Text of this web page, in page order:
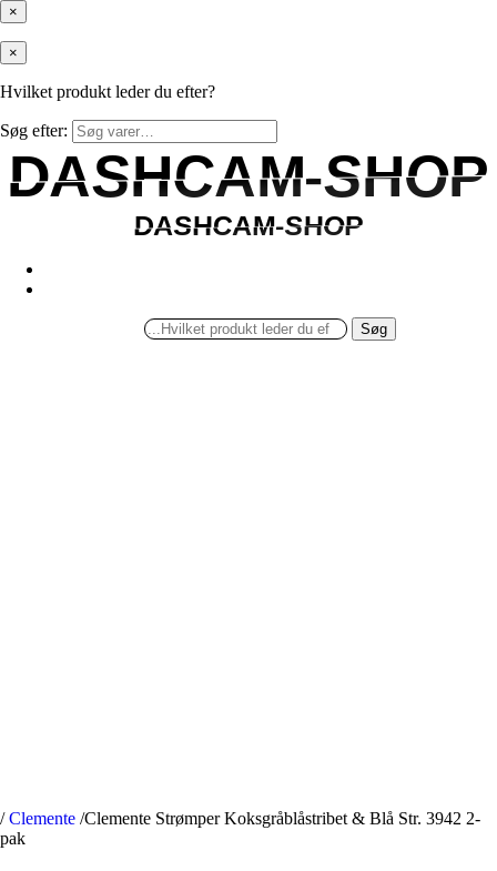
×
×
Hvilket produkt leder du efter?
Søg efter:
DASHCAM-SHOP
DASHCAM-SHOP
DASHCAM-SHOP
DASHCAM-SHOP
Søg
/ Clemente /Clemente Strømper Koksgråblåstribet & Blå Str. 3942 2-
pak